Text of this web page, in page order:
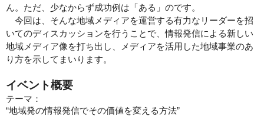
ん。ただ、少なからず成功例は「ある」のです。
今回は、そんな地域メディアを運営する有力なリーダーを招
いてのディスカッションを行うことで、情報発信による新しい
地域メディア像を打ち出し、メディアを活用した地域事業のあ
り方を示してまいります。
イベント概要
テーマ：
“地域発の情報発信でその価値を変える方法”